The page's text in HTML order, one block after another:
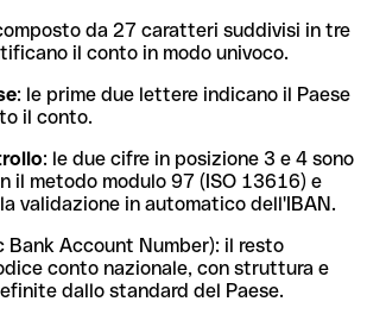
da 27 caratteri suddivisi in tre
il conto in modo univoco.
: le prime due lettere indicano il Paese
il conto.
: le due cifre in posizione 3 e 4 sono
il metodo modulo 97 (ISO 13616) e
validazione in automatico dell'IBAN.
Bank Account Number): il resto
conto nazionale, con struttura e
dallo standard del Paese.